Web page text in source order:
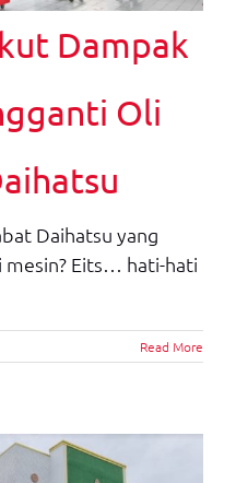
Dampak
Oli
Daihatsu yang
Eits… hati-hati
Read More